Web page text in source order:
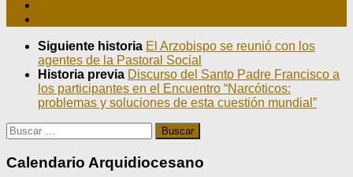
Siguiente historia El Arzobispo se reunió con los
agentes de la Pastoral Social
Historia previa Discurso del Santo Padre Francisco a
los participantes en el Encuentro “Narcóticos:
problemas y soluciones de esta cuestión mundial”
Buscar:
Calendario Arquidiocesano